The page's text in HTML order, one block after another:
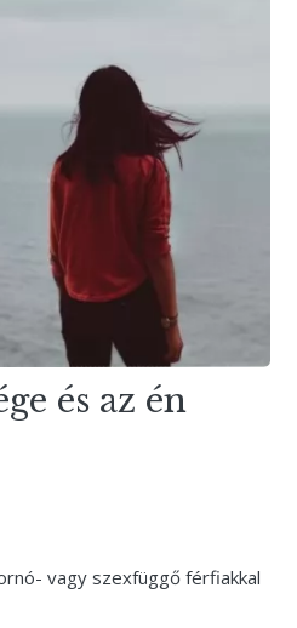
és az én
vagy szexfüggő férfiakkal